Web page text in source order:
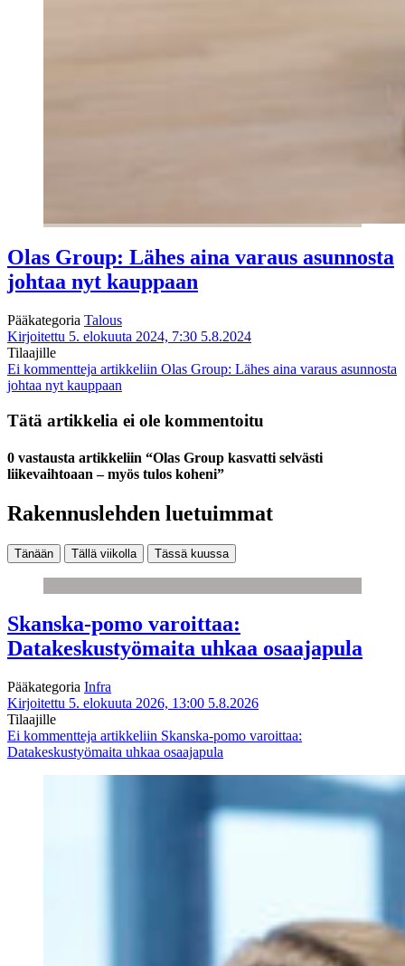
Olas Group: Lähes aina varaus asunnosta
johtaa nyt kauppaan
Pääkategoria Talous
Kirjoitettu 5. elokuuta 2024, 7:30 5.8.2024
Tilaajille
Ei kommentteja artikkeliin Olas Group: Lähes aina varaus asunnosta
johtaa nyt kauppaan
Tätä artikkelia ei ole kommentoitu
0 vastausta artikkeliin “Olas Group kasvatti selvästi
liikevaihtoaan – myös tulos koheni”
Rakennuslehden luetuimmat
Tänään Tällä viikolla Tässä kuussa
Skanska-pomo varoittaa:
Datakeskustyömaita uhkaa osaajapula
Pääkategoria Infra
Kirjoitettu 5. elokuuta 2026, 13:00 5.8.2026
Tilaajille
Ei kommentteja artikkeliin Skanska-pomo varoittaa:
Datakeskustyömaita uhkaa osaajapula